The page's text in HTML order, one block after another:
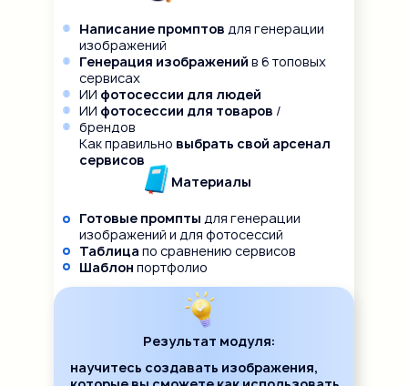
Результат модуля:
научитесь создавать изображения,
Материалы
Готовые промпты для генерации
изображений и для фотосессий
Таблица по сравнению сервисов
Шаблон портфолио
Написание промптов для генерации
изображений
Генерация изображений в 6 топовых
сервисах
ИИ фотосессии для людей
ИИ фотосессии для товаров /
брендов
Как правильно выбрать свой арсенал
сервисов